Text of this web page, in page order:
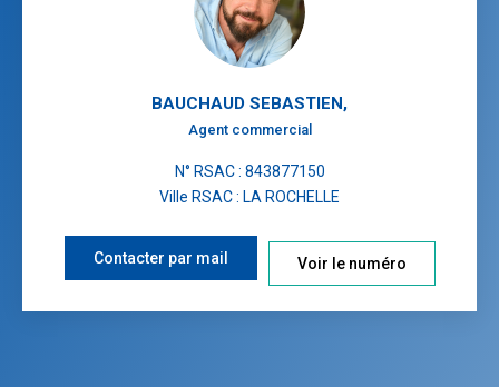
BAUCHAUD SEBASTIEN,
Agent commercial
N° RSAC : 843877150
Ville RSAC : LA ROCHELLE
Contacter par mail Voir le numéro